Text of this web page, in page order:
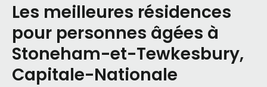
Les meilleures résidences
pour personnes âgées à
Stoneham-et-Tewkesbury,
Capitale-Nationale